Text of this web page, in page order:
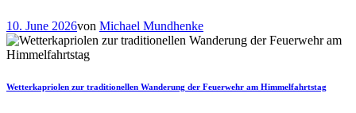
10. June 2026von Michael Mundhenke
Wetterkapriolen zur traditionellen Wanderung der Feuerwehr am Himmelfahrtstag